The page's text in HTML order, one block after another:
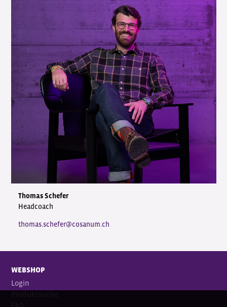
Thomas Schefer
Headcoach
thomas.schefer@cosanum.ch
WEBSHOP
Login